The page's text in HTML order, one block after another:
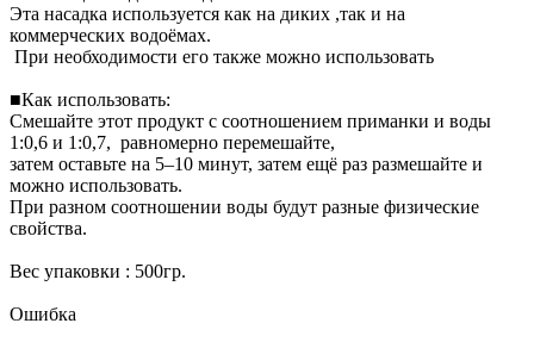
Эта насадка используется как на диких ,так и на
коммерческих водоёмах.
При необходимости его также можно использовать
■Как использовать:
Смешайте этот продукт с соотношением приманки и воды
1:0,6 и 1:0,7, равномерно перемешайте,
затем оставьте на 5–10 минут, затем ещё раз размешайте и
можно использовать.
При разном соотношении воды будут разные физические
свойства.
Вес упаковки : 500гр.
Ошибка